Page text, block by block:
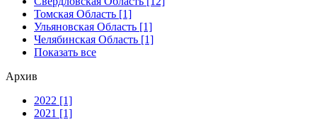
Томская Область [1]
Ульяновская Область [1]
Челябинская Область [1]
Показать все
Архив
2022 [1]
2021 [1]